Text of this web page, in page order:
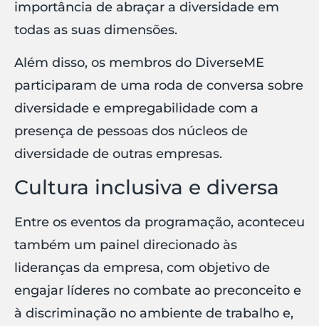
importância de abraçar a diversidade em
todas as suas dimensões.
Além disso, os membros do DiverseME
participaram de uma roda de conversa sobre
diversidade e empregabilidade com a
presença de pessoas dos núcleos de
diversidade de outras empresas.
Cultura inclusiva e diversa
Entre os eventos da programação, aconteceu
também um painel direcionado às
lideranças da empresa, com objetivo de
engajar líderes no combate ao preconceito e
à discriminação no ambiente de trabalho e,